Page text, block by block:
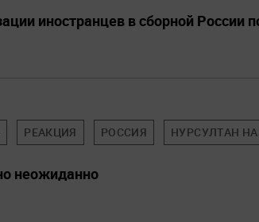
иностранцев в сборной России
РЕАКЦИЯ РОССИЯ НУРСУЛТАН
неожиданно